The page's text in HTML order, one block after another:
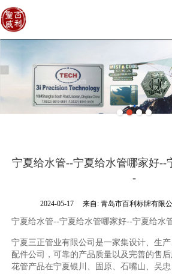
宁夏给水管--宁夏给水管哪家好--
-
2024-05-17 来自: 青岛市百利标牌有限
宁夏给水管--宁夏给水管哪家好--宁夏给水
宁夏三正管业有限公司是一家集设计、生
配件公司，可靠的产品质量以及完善的售
花管产品在宁夏银川、固原、石嘴山、吴